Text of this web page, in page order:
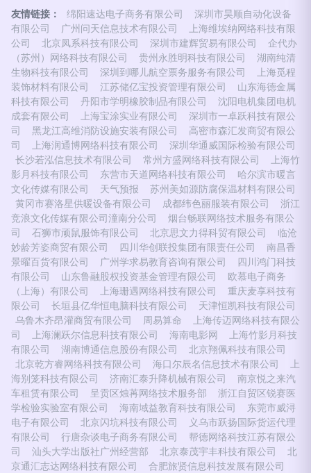
友情链接： 绵阳速达电子商务有限公司
深圳市昊顺自动化设备
有限公司
广州问天信息技术有限公司
上海维埃纳网络科技有限
公司
北京凤系科技有限公司 深圳市建辉贸易有限公司
企代办
（苏州）网络科技有限公司
贵州永胜明科技有限公司
湖南纯清
生物科技有限公司
深圳到哪儿航空票务服务有限公司
上海觅程
装饰材料有限公司
江苏储亿宝投资管理有限公司
山东海德金属
科技有限公司
丹阳市学明橡胶制品有限公司
沈阳电机集团电机
成套有限公司
上海宝涂实业有限公司
深圳市一卓跃科技有限公
司
黑龙江高维消防设施安装有限公司
高密市森汇发商贸有限公
司
上海润通博网络科技有限公司
深圳华通威国际检验有限公司
长沙若泓信息技术有限公司
常州方盛网络科技有限公司
上海竹
影月科技有限公司
东营市天道网络科技有限公司
哈尔滨市暖言
文化传媒有限公司
天气预报
苏州美如源防腐保温材料有限公司
黄冈市赛洛星供暖设备有限公司
成都纬色丽服装有限公司
浙江
竞浪文化传媒有限公司潼南分公司
烟台畅联网络技术服务有限公
司
石狮市顽鼠服饰有限公司 北京思文力得科贸有限公司
临沧
妙龄芳姿商贸有限公司
四川华创联投集团有限责任公司
南昌香
景曜百货有限公司
广州学求易教育咨询有限公司
四川鸿门科技
有限公司
山东鲁融股权投资基金管理有限公司
欧慕电子商务
（上海）有限公司
上海珊遇网络科技有限公司
重庆麦享科技有
限公司
长垣县亿华恒电脑科技有限公司
天津恒凯科技有限公司
乌鲁木齐昂灌商贸有限公司
周易算命
上海传迈网络科技有限公
司
上海澜跃尔信息科技有限公司 海南电影网
上海竹影月科技
有限公司
湖南博通信息股份有限公司
北京翔佩科技有限公司
北京乾方睿网络科技有限公司
海口尔辰名信息技术有限公司
上
海别笼科技有限公司
济南汇泰升降机械有限公司
南京悦之来汽
车租赁有限公司
呈贡区烛苒网络技术服务部
浙江自贸区锐赛医
学检验实验室有限公司
海南域益教育科技有限公司
东莞市威浔
电子有限公司
北京闪坑科技有限公司
义乌市跃扬国际货运代理
有限公司
行唐杂谈电子商务有限公司
帮德网络科技江苏有限公
司
汕头大学出版社广州经营部 北京泰茂宇丰科技有限公司
北
京通汇志达网络科技有限公司
合肥旅贤信息科技发展有限公司